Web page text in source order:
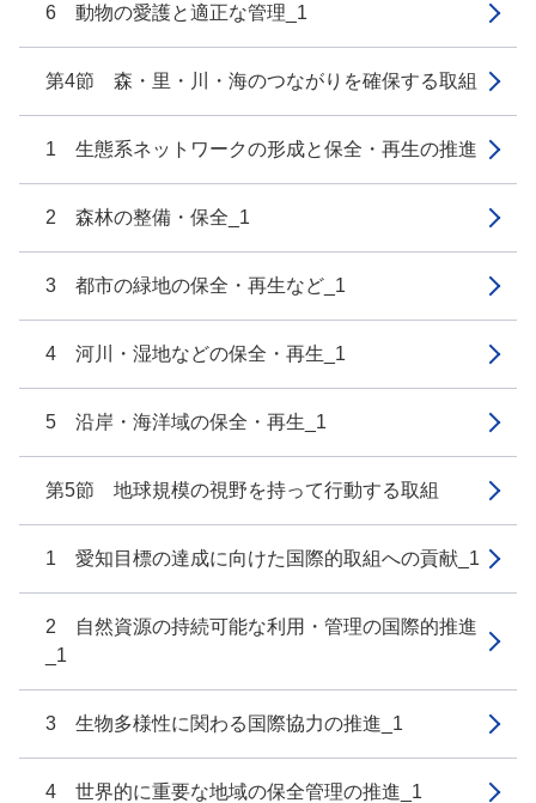
6 動物の愛護と適正な管理_1
第4節 森・里・川・海のつながりを確保する取組
1 生態系ネットワークの形成と保全・再生の推進
2 森林の整備・保全_1
3 都市の緑地の保全・再生など_1
4 河川・湿地などの保全・再生_1
5 沿岸・海洋域の保全・再生_1
第5節 地球規模の視野を持って行動する取組
1 愛知目標の達成に向けた国際的取組への貢献_1
2 自然資源の持続可能な利用・管理の国際的推進
_1
3 生物多様性に関わる国際協力の推進_1
4 世界的に重要な地域の保全管理の推進_1